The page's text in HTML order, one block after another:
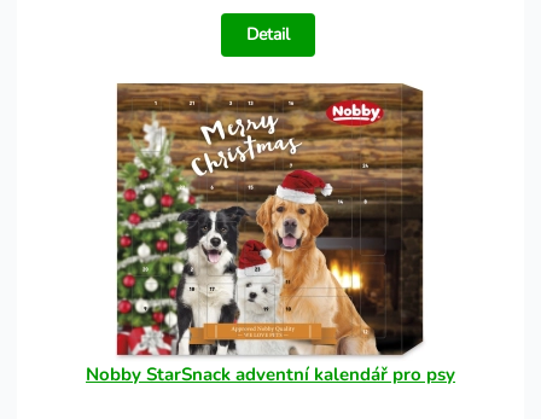
Detail
Nobby StarSnack adventní kalendář pro psy